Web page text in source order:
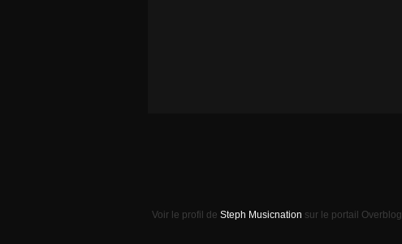
Voir le profil de Steph Musicnation sur le portail Overblog